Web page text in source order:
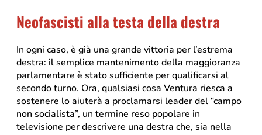
Neofascisti alla testa della destra
In ogni caso, è già una grande vittoria per l’estrema
destra: il semplice mantenimento della maggioranza
parlamentare è stato sufficiente per qualificarsi al
secondo turno. Ora, qualsiasi cosa Ventura riesca a
sostenere lo aiuterà a proclamarsi leader del “campo
non socialista”, un termine reso popolare in
televisione per descrivere una destra che, sia nella